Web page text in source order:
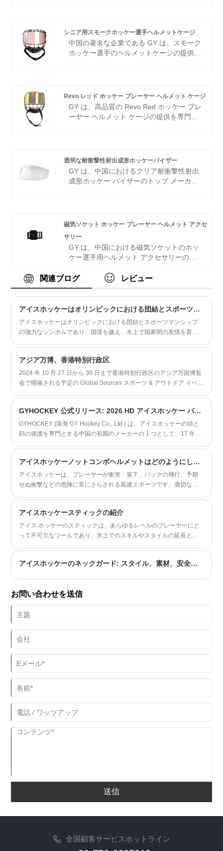
質、革新的な製造方法、最先端の設備で高
く評価されています。世界中のクライアン
トから信頼されており、当社はお客様と長
期的なパートナーシップを築くことを期待
シニア用スモークホッケー選手ヘルメットケージ
中国の著名な企業である GY は、スモーク
ホッケー選手のヘルメットケージの提供に
質、競争力のある価格の製品、高度な生産
技術、最先端の設備で際立っています。そ
の卓越した評判は国境を越え、世界中の顧
客から高い評価を獲得しています。永続的
Revo レッド ホッケー プレーヤー ヘルメット ケージ
GY は、高品質の Revo Red ホッケー プレ
ーヤー ヘルメット ケージの提供を専門と
価格、優れた品質、最先端の生産技術、最
先端の設備で高く評価されています。その
卓越性に対する評判は国境を超え、世界中
の顧客から賞賛を得ています。 GY は、最
透明な耐衝撃性射出成形ホッケーバイザー
GY は、中国におけるクリア耐衝撃性射出
成形ホッケー バイザーのトップ メーカー
当社の耐衝撃性射出成形ホッケーバイザー
先端の技術、先進的な機器で知られていま
す。国内外のお客様から高い評価をいただ
いていることを大変誇りに思っておりま
シップを築くことを楽しみにしていますの
で、ぜひご参加ください。
磁気ソケット ホッケー プレーヤー ヘルメット アクセ
サリー
GY は、中国における磁気ソケットのホッ
ケー選手用ヘルメット アクセサリーの大
たる確かな実績により、当社は期待を超え
る比類のない製品を提供する専門家として
の地位を確立しています。当社のアクセサ
リーは、その卓越した品質、最先端の製造
価を得ています。満足している顧客が集ま
る成長を続けるコミュニティに参加し、協
力して永続的なパートナーシップを構築し
ましょう。最高品質の製品を破格の価格で
い。
関連ブログ レビュー
アイスホッケーはオリンピックにおける団結とスポーツマンシップの象徴です
アイスホッケーはオリンピックにおける団結とスポーツマンシップ
の強力なシンボルであり、国境を越え、氷上で国家間の友情を育み
アジア万博、香港特別行政区
2024 年 10 月 27 日から 30 日まで香港特別行政区のアジア万国博覧
会で開催される予定の Global Sources スポーツ & アウトドア イベン
GYHOCKEY 公式リリース: 2026 HD アイスホッケー バイザー シリーズが全世界で販売開始
GYHOCKEY (珠海 GY Hockey Co., Ltd.) は、アイスホッケーの頭と
顔の保護を専門とする中国の初期のメーカーの 1 つとして、17 年以
ップを正式に発売できることを嬉しく思います。これは、世界中の
プレーヤーやパートナーに信頼できる安全性と最適化された氷上パ
フォーマンスを提供するために構築された、エリート競技会、プロ
アイスホッケーノットコンボヘルメットはどのようにして選手の保護とパフォーマンスを向上させるのでしょうか?
アイスホッケーは、プレーヤーが衝突、落下、パックの飛行、予期
せぬ衝撃などの危険に常にさらされる高速スポーツです。適切なヘ
トは、信頼性の高い頭部保護、快適さ、柔軟性を維持しながら、従
来のヘルメット構成を好むアスリート向けに設計された特殊な保護
ソリューションを提供します。
アイスホッケースティックの紹介
アイス ホッケーのスティックは、あらゆるレベルのプレーヤーにと
って不可欠なツールであり、氷上でのスキルやスタイルの延長とし
ォーマンスと耐久性を最適化するために非常に重要です。
アイスホッケーのネックガード: スタイル、素材、安全性に関する包括的なガイド
お問い合わせを送信
送信
全国顧客サービスホットライン